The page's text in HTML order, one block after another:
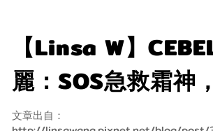
可以做日常的保養，還能微創護理，是非
外觀及裡頭的寡胜肽再生霜一樣為白底設計
【Linsa W】
麗：SOS急救霜神
感肌膚的大小問題
文章出自：